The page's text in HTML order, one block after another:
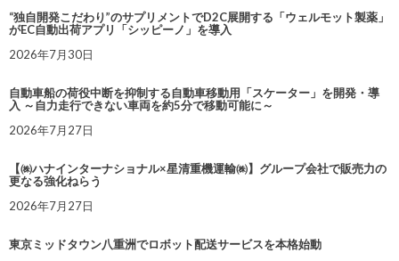
“独自開発こだわり”のサプリメントでD2C展開する「ウェルモット製薬」
がEC自動出荷アプリ「シッピーノ」を導入
2026年7月30日
自動車船の荷役中断を抑制する自動車移動用「スケーター」を開発・導
入 ～自力走行できない車両を約5分で移動可能に～
2026年7月27日
【㈱ハナインターナショナル×星清重機運輸㈱】グループ会社で販売力の
更なる強化ねらう
2026年7月27日
東京ミッドタウン八重洲でロボット配送サービスを本格始動